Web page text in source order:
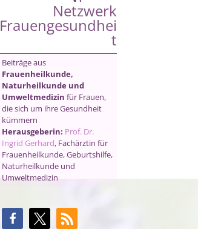
Netzwerk
Frauengesundhei
t
Beiträge aus
Frauenheilkunde,
Naturheilkunde und
Umweltmedizin für Frauen,
die sich um ihre Gesundheit
kümmern
Herausgeberin: Prof. Dr.
Ingrid Gerhard, Fachärztin für
Frauenheilkunde, Geburtshilfe,
Naturheilkunde und
Umweltmedizin